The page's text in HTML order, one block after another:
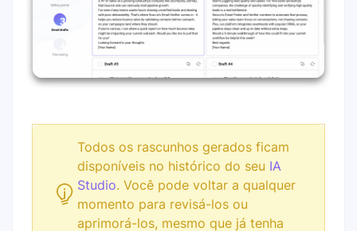
Todos os rascunhos gerados ficam
disponíveis no histórico do seu IA
Studio. Você pode voltar a qualquer
momento para revisá-los ou
aprimorá-los, mesmo que já tenha